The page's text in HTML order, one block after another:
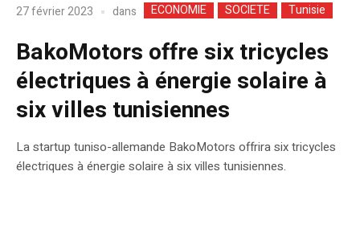
27 février 2023 dans ECONOMIE SOCIETE Tunisie
BakoMotors offre six tricycles
électriques à énergie solaire à
six villes tunisiennes
La startup tuniso-allemande BakoMotors offrira six tricycles
électriques à énergie solaire à six villes tunisiennes.